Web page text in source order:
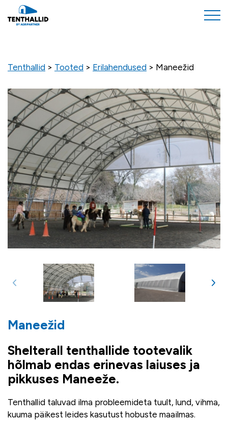
Tenthallid > Tooted > Erilahendused > Maneežid
Maneežid
Shelterall tenthallide tootevalik
hõlmab endas erinevas laiuses ja
pikkuses Maneeže.
Tenthallid taluvad ilma probleemideta tuult, lund, vihma,
kuuma päikest leides kasutust hobuste maailmas.